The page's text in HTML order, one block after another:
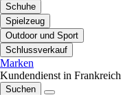
Schuhe
Spielzeug
Outdoor und Sport
Schlussverkauf
Marken
Kundendienst in Frankreich
Suchen